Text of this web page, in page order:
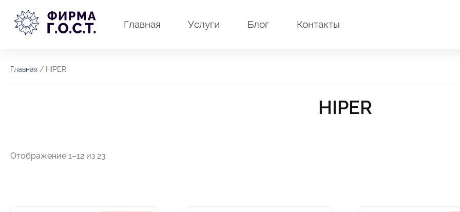
содержимому
Главная Услуги Блог Контакты
Главная / HIPER
HIPER
Отображение 1–12 из 23